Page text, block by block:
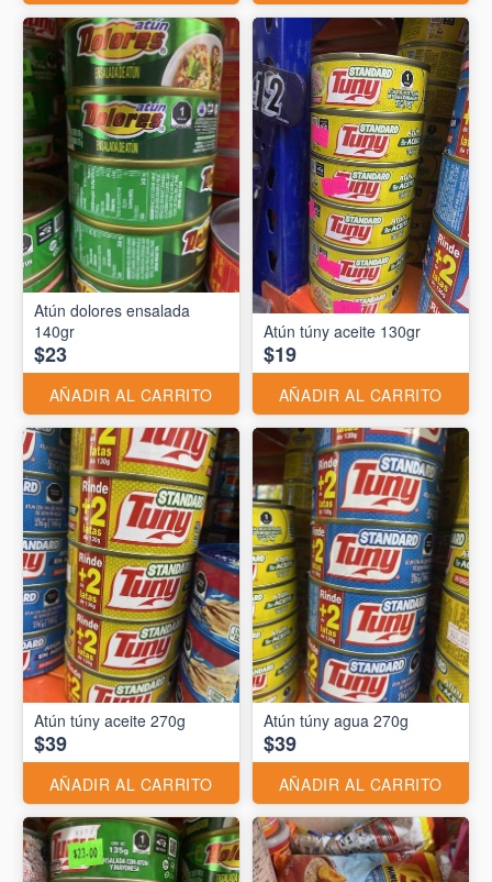
Atún dolores ensalada
140gr
$23
AÑADIR AL CARRITO
Atún túny aceite 130gr
$19
AÑADIR AL CARRITO
Atún túny aceite 270g
$39
AÑADIR AL CARRITO
Atún túny agua 270g
$39
AÑADIR AL CARRITO